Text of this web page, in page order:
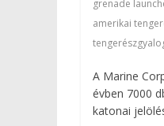
grenade
amerikai
A Marine
évben 7000
katonai